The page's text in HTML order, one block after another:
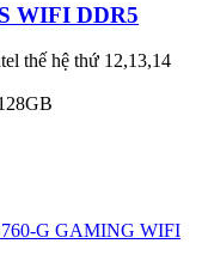
WIFI DDR5
thế hệ thứ 12,13,14